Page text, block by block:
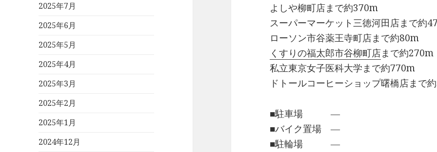
2025年7月
2025年6月
2025年5月
2025年4月
2025年3月
2025年2月
2025年1月
2024年12月
よしや柳町店まで約370m
スーパーマーケット三徳河田店まで約
ローソン市谷薬王寺町店まで約80m
くすりの福太郎市谷柳町店まで約270m
私立東京女子医科大学まで約770m
ドトールコーヒーショップ曙橋店まで
■駐車場 ―
■バイク置場 ―
■駐輪場 ―